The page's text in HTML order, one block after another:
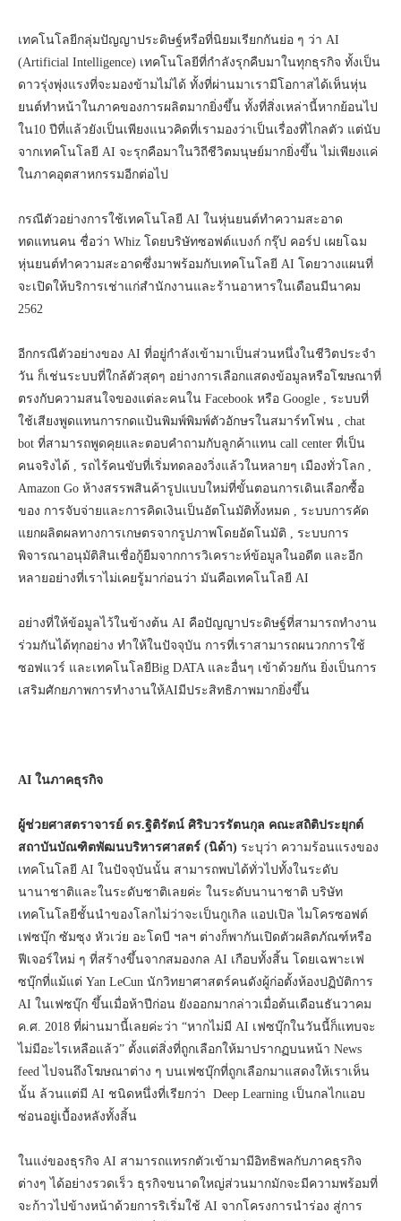
เทคโนโลยีกลุ่มปัญญาประดิษฐ์หรือที่นิยมเรียกกันย่อ ๆ ว่า AI
(Artificial Intelligence) เทคโนโลยีที่กำลังรุกคืบมาในทุกธุรกิจ ทั้งเป็น
ดาวรุ่งพุ่งแรงที่จะมองข้ามไม่ได้ ทั้งที่ผ่านมาเรามีโอกาสได้เห็นหุ่น
ยนต์ทำหน้าในภาคของการผลิตมากยิ่งขึ้น ทั้งที่สิ่งเหล่านี้หากย้อนไป
ใน10 ปีที่แล้วยังเป็นเพียงแนวคิดที่เรามองว่าเป็นเรื่องที่ไกลตัว แต่นับ
จากเทคโนโลยี AI จะรุกคือมาในวิถีชีวิตมนุษย์มากยิ่งขึ้น ไม่เพียงแค่
ในภาคอุตสาหกรรมอีกต่อไป
กรณีตัวอย่างการใช้เทคโนโลยี AI ในหุ่นยนต์ทำความสะอาด
ทดแทนคน ชื่อว่า Whiz โดยบริษัทซอฟต์แบงก์ กรุ๊ป คอร์ป เผยโฉม
หุ่นยนต์ทำความสะอาดซึ่งมาพร้อมกับเทคโนโลยี AI โดยวางแผนที่
จะเปิดให้บริการเช่าแก่สำนักงานและร้านอาหารในเดือนมีนาคม
2562
อีกกรณีตัวอย่างของ AI ที่อยู่กำลังเข้ามาเป็นส่วนหนึ่งในชีวิตประจำ
วัน ก็เช่นระบบที่ใกล้ตัวสุดๆ อย่างการเลือกแสดงข้อมูลหรือโฆษณาที่
ตรงกับความสนใจของแต่ละคนใน Facebook หรือ Google , ระบบที่
ใช้เสียงพูดแทนการกดแป้นพิมพ์พิมพ์ตัวอักษรในสมาร์ทโฟน , chat
bot ที่สามารถพูดคุยและตอบคำถามกับลูกค้าแทน call center ที่เป็น
คนจริงได้ , รถไร้คนขับที่เริ่มทดลองวิ่งแล้วในหลายๆ เมืองทั่วโลก ,
Amazon Go ห้างสรรพสินค้ารูปแบบใหม่ที่ขั้นตอนการเดินเลือกซื้อ
ของ การจับจ่ายและการคิดเงินเป็นอัตโนมัติทั้งหมด , ระบบการคัด
แยกผลิตผลทางการเกษตรจากรูปภาพโดยอัตโนมัติ , ระบบการ
พิจารณาอนุมัติสินเชื่อกู้ยืมจากการวิเคราะห์ข้อมูลในอดีต และอีก
หลายอย่างที่เราไม่เคยรู้มาก่อนว่า มันคือเทคโนโลยี AI
อย่างที่ให้ข้อมูลไว้ในข้างต้น AI คือปัญญาประดิษฐ์ที่สามารถทำงาน
ร่วมกันได้ทุกอย่าง ทำให้ในปัจจุบัน การที่เราสามารถผนวกการใช้
ซอฟแวร์ และเทคโนโลยีBig DATA และอื่นๆ เข้าด้วยกัน ยิ่งเป็นการ
เสริมศักยภาพการทำงานให้AIมีประสิทธิภาพมากยิ่งขึ้น
AI ในภาคธุรกิจ
ผู้ช่วยศาสตราจารย์ ดร.ฐิติรัตน์ ศิริบวรรัตนกุล คณะสถิติประยุกต์
สถาบันบัณฑิตพัฒนบริหารศาสตร์ (นิด้า) ระบุว่า ความร้อนแรงของ
เทคโนโลยี AI ในปัจจุบันนั้น สามารถพบได้ทั่วไปทั้งในระดับ
นานาชาติและในระดับชาติเลยค่ะ ในระดับนานาชาติ บริษัท
เทคโนโลยีชั้นนำของโลกไม่ว่าจะเป็นกูเกิล แอปเปิล ไมโครซอฟต์
เฟซบุ๊ก ซัมซุง หัวเว่ย อะโดบี ฯลฯ ต่างก็พากันเปิดตัวผลิตภัณฑ์หรือ
ฟีเจอร์ใหม่ ๆ ที่สร้างขึ้นจากสมองกล AI เกือบทั้งสิ้น โดยเฉพาะเฟ
ซบุ๊กที่แม้แต่ Yan LeCun นักวิทยาศาสตร์คนดังผู้ก่อตั้งห้องปฏิบัติการ
AI ในเฟซบุ๊ก ขึ้นเมื่อห้าปีก่อน ยังออกมากล่าวเมื่อต้นเดือนธันวาคม
ค.ศ. 2018 ที่ผ่านมานี้เลยค่ะว่า “หากไม่มี AI เฟซบุ๊กในวันนี้ก็แทบจะ
ไม่มีอะไรเหลือแล้ว” ตั้งแต่สิ่งที่ถูกเลือกให้มาปรากฏบนหน้า News
feed ไปจนถึงโฆษณาต่าง ๆ บนเฟซบุ๊กที่ถูกเลือกมาแสดงให้เราเห็น
นั้น ล้วนแต่มี AI ชนิดหนึ่งที่เรียกว่า Deep Learning เป็นกลไกแอบ
ซ่อนอยู่เบื้องหลังทั้งสิ้น
ในแง่ของธุรกิจ AI สามารถแทรกตัวเข้ามามีอิทธิพลกับภาคธุรกิจ
ต่างๆ ได้อย่างรวดเร็ว ธุรกิจขนาดใหญ่ส่วนมากมักจะมีความพร้อมที่
จะก้าวไปข้างหน้าด้วยการริเริ่มใช้ AI จากโครงการนำร่อง สู่การ